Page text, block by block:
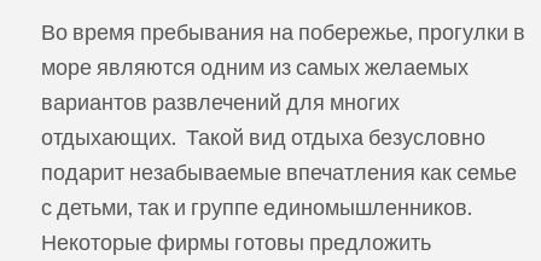
Во время пребывания на побережье, прогулки в
море являются одним из самых желаемых
вариантов развлечений для многих
отдыхающих. Такой вид отдыха безусловно
подарит незабываемые впечатления как семье
с детьми, так и группе единомышленников.
Некоторые фирмы готовы предложить